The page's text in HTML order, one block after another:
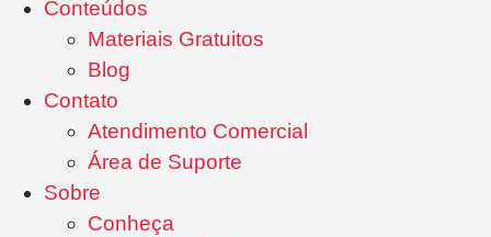
Conteúdos
Materiais Gratuitos
Blog
Contato
Atendimento Comercial
Área de Suporte
Sobre
Conheça